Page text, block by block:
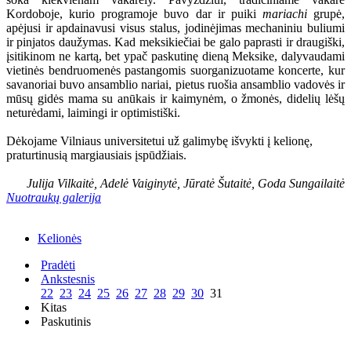
Kordoboje, kurio programoje buvo dar ir puiki mariachigrupė,
apėjusi ir apdainavusi visus stalus, jodinėjimas mechaniniu buliumi
ir pinjatos daužymas. Kad meksikiečiai be galo paprasti ir draugiški,
įsitikinom ne kartą, bet ypač paskutinę dieną Meksike, dalyvaudami
vietinės bendruomenės pastangomis suorganizuotame koncerte, kur
savanoriai buvo ansamblio nariai, pietus ruošia ansamblio vadovės ir
mūsų gidės mama su anūkais ir kaimynėm, o žmonės, didelių lėšų
neturėdami, laimingi ir optimistiški.
Dėkojame Vilniaus universitetui už galimybę išvykti į kelionę,
praturtinusią margiausiais įspūdžiais.
Julija Vilkaitė, Adelė Vaiginytė, Jūratė Šutaitė, Goda Sungailaitė
Nuotraukų galerija
Kelionės
Pradėti
Ankstesnis
22 23 24 25 26 27 28 29 30 31
Kitas
Paskutinis